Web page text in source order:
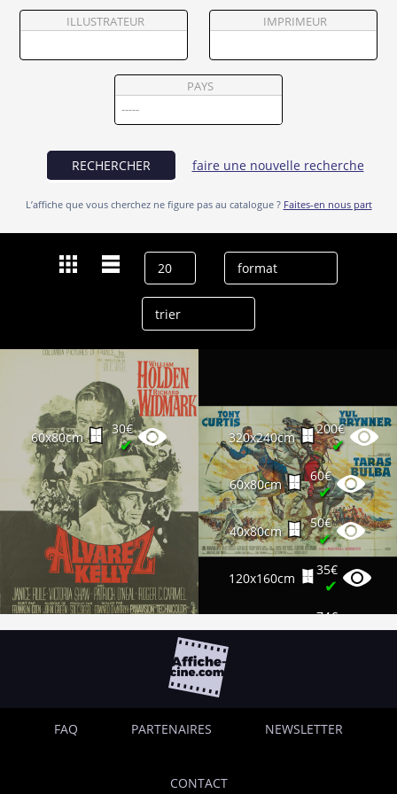
Vendre
ILLUSTRATEUR IMPRIMEUR
PAYS
RECHERCHER faire une nouvelle recherche
L’affiche que vous cherchez ne figure pas au catalogue ? Faites-en nous part
60x80cm
30€
✔ 320x240cm
200€
✔
60x80cm
60€
✔
40x80cm
50€
✔
120x160cm
35€
✔
74€
✔
FAQ PARTENAIRES NEWSLETTER
CONTACT